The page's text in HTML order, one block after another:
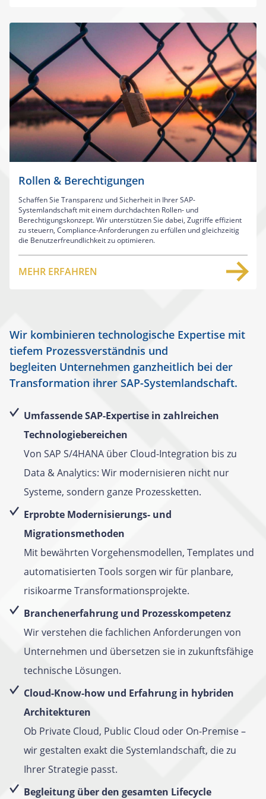
Rollen & Berechtigungen
Schaffen Sie Transparenz und Sicherheit in Ihrer SAP-
Systemlandschaft mit einem durchdachten Rollen- und
Berechtigungskonzept. Wir unterstützen Sie dabei, Zugriffe effizient
zu steuern, Compliance-Anforderungen zu erfüllen und gleichzeitig
die Benutzerfreundlichkeit zu optimieren.
MEHR ERFAHREN
Wir kombinieren technologische Expertise mit
tiefem Prozessverständnis und
begleiten Unternehmen ganzheitlich bei der
Transformation ihrer SAP-Systemlandschaft.
Umfassende SAP-Expertise in zahlreichen
Technologiebereichen
Von SAP S/4HANA über Cloud-Integration bis zu
Data & Analytics: Wir modernisieren nicht nur
Systeme, sondern ganze Prozessketten.
Erprobte Modernisierungs- und
Migrationsmethoden
Mit bewährten Vorgehensmodellen, Templates und
automatisierten Tools sorgen wir für planbare,
risikoarme Transformationsprojekte.
Branchenerfahrung und Prozesskompetenz
Wir verstehen die fachlichen Anforderungen von
Unternehmen und übersetzen sie in zukunftsfähige
technische Lösungen.
Cloud-Know-how und Erfahrung in hybriden
Architekturen
Ob Private Cloud, Public Cloud oder On-Premise –
wir gestalten exakt die Systemlandschaft, die zu
Ihrer Strategie passt.
Begleitung über den gesamten Lifecycle